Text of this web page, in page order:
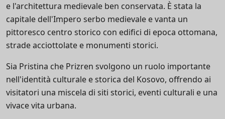
e l'architettura medievale ben conservata. È stata la
capitale dell'Impero serbo medievale e vanta un
pittoresco centro storico con edifici di epoca ottomana,
strade acciottolate e monumenti storici.
Sia Pristina che Prizren svolgono un ruolo importante
nell'identità culturale e storica del Kosovo, offrendo ai
visitatori una miscela di siti storici, eventi culturali e una
vivace vita urbana.